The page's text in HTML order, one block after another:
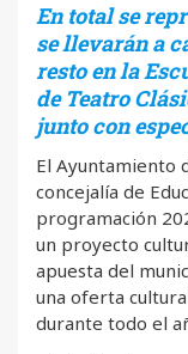
En total se
se llevarán a
resto en la
de Teatro
junto con
El Ayuntamiento
concejalía de
programación
un proyecto
apuesta del
una oferta
durante todo el